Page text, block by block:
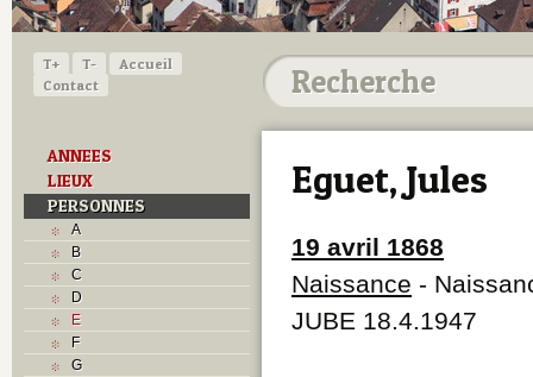
T+ T-
Accueil
Contact
ANNEES
LIEUX
PERSONNES
A
B
C
D
E
F
G
Eguet, Jules
19 avril 1868
Naissance -
JUBE 18.4.1947